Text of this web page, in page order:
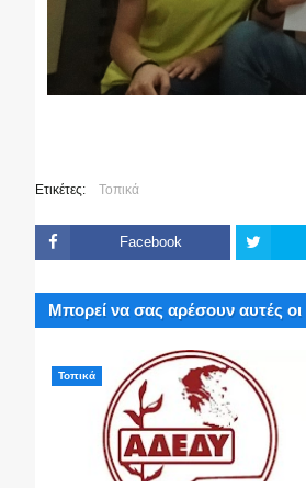
Ετικέτες: Τοπικά
Facebook
Μπορεί να σας αρέσουν αυτές οι
Τοπικά